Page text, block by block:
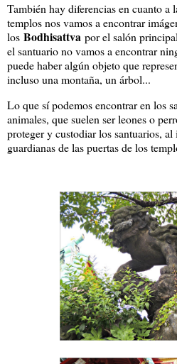
También hay diferencias en cuanto a
templos nos vamos a encontrar
los Bodhisattva por el salón
el santuario no vamos a encontrar
puede haber algún objeto que
incluso una montaña, un árbol...
Lo que sí podemos encontrar en los
animales, que suelen ser leones o
proteger y custodiar los santuarios, al
guardianas de las puertas de los